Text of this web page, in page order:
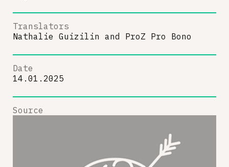
Translators
Nathalie Guizilin and ProZ Pro Bono
Date
14.01.2025
Source